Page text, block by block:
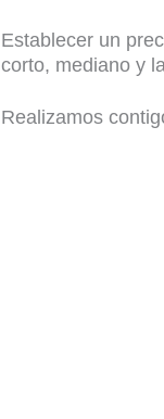
Establecer un
corto, mediano y
Realizamos